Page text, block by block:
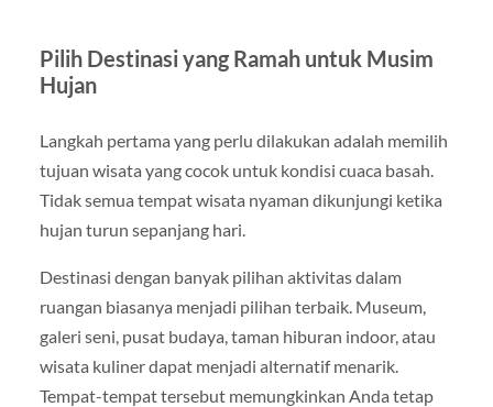
Pilih Destinasi yang Ramah untuk Musim
Hujan
Langkah pertama yang perlu dilakukan adalah memilih
tujuan wisata yang cocok untuk kondisi cuaca basah.
Tidak semua tempat wisata nyaman dikunjungi ketika
hujan turun sepanjang hari.
Destinasi dengan banyak pilihan aktivitas dalam
ruangan biasanya menjadi pilihan terbaik. Museum,
galeri seni, pusat budaya, taman hiburan indoor, atau
wisata kuliner dapat menjadi alternatif menarik.
Tempat-tempat tersebut memungkinkan Anda tetap